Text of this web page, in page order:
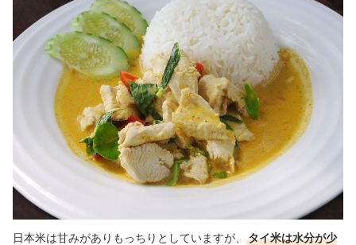
日本米は甘みがありもっちりとしていますが、
タイ米は水分が少